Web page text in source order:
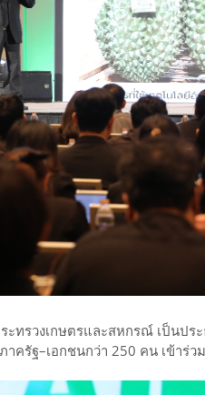
ทรวงเกษตรและสหกรณ์ เป็นปร
รัฐ–เอกชนกว่า 250 คน เข้าร่ว